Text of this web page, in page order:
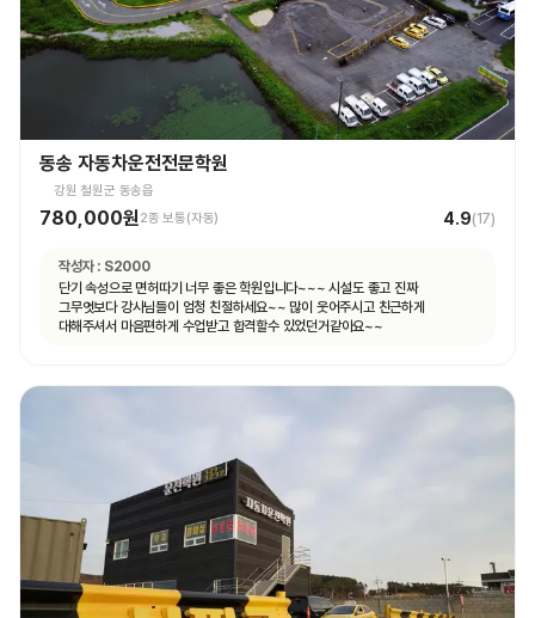
동송 자동차운전전문학원
강원 철원군 동송읍
780,000원2종 보통(자동) 4.9(17)
작성자 : S2000
단기 속성으로 면허따기 너무 좋은 학원입니다~~~ 시설도 좋고 진짜
그무엇보다 강사님들이 엄청 친절하세요~~ 많이 웃어주시고 친근하게
대해주셔서 마음편하게 수업받고 합격할수 있었던거같아요~~